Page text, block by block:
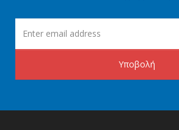
Υποβολή